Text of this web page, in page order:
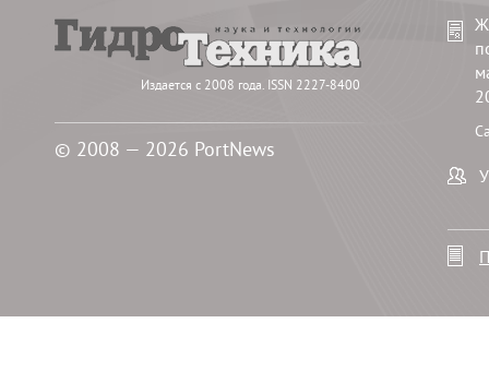
Издается с 2008 года. ISSN 2227-8400
© 2008 — 2026 PortNews